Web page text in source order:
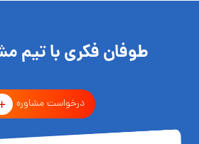
طوفان فکری با تیم
درخواست مشاوره